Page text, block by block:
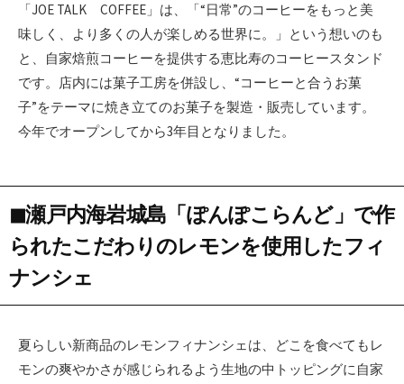
「JOE TALK COFFEE」は、「“日常”のコーヒーをもっと美
味しく、より多くの人が楽しめる世界に。」という想いのも
と、自家焙煎コーヒーを提供する恵比寿のコーヒースタンド
です。店内には菓子工房を併設し、“コーヒーと合うお菓
子”をテーマに焼き立てのお菓子を製造・販売しています。
今年でオープンしてから3年目となりました。
◼︎瀬戸内海岩城島「ぽんぽこらんど」で作
られたこだわりのレモンを使用したフィ
ナンシェ
夏らしい新商品のレモンフィナンシェは、どこを食べてもレ
モンの爽やかさが感じられるよう生地の中トッピングに自家